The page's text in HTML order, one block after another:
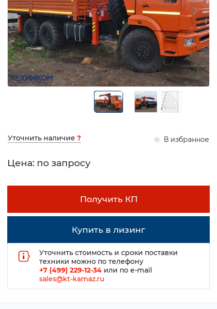
Уточнить наличие ? В избранное
Цена: по запросу
Получить КП
Купить в лизинг
Уточнить стоимость и сроки поставки
техники можно по телефону
+7 (499) 229-12-34 или по e-mail
sales@kt-kamaz.ru